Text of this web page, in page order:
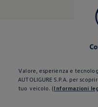
Leasing
Servizi
Polizza
Furto e
Safe
Allestimenti e
Trasporto
Valore, esperienza e
AUTOLIGURE S.P.A. per
tuo veicolo. (Informazioni